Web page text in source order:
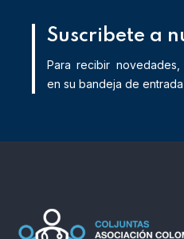
Suscribete a
Para recibir
en su bandeja de